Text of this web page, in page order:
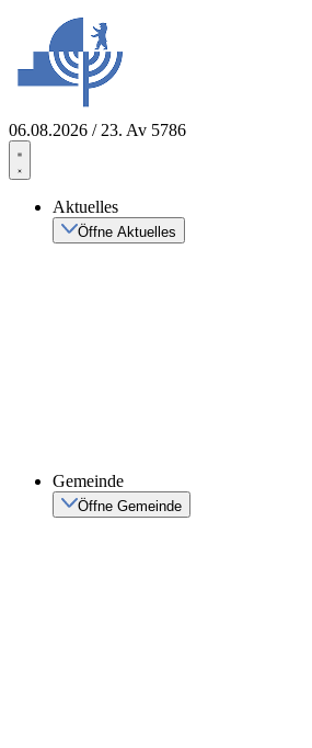
springen
06.08.2026 / 23. Av 5786
Aktuelles
Öffne Aktuelles
Gemeinde
Öffne Gemeinde